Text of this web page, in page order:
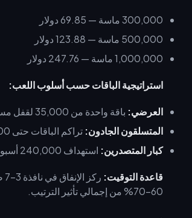
300,000 ماسة — 69.85 دولار
500,000 ماسة — 123.88 دولار
1,000,000 ماسة — 247.76 دولار
استراتيجية الباقات حسب أسلوب اللعب:
العرضي: باقة واحدة من 35,000 لقفل مستوى 1.15x.
المتسلقون الجادون: تراكم الباقات حتى 165,000 أسبوعياً ← تقليل عقوبة PK بنسبة 30–50%.
كبار المتصدرين: استهداف 240,000 أسبوعياً ← تقليل عقوبة PK بنسبة 60–80%.
قاعدة التوقيت:
60–70% من إجمالي تأثير الترتيب.